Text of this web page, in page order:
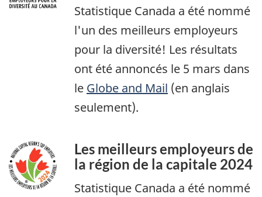
Statistique Canada a été nommé
l'un des meilleurs employeurs
pour la diversité! Les résultats
ont été annoncés le 5 mars dans
le Globe and Mail (en anglais
seulement).
Les meilleurs employeurs de
la région de la capitale 2024
Statistique Canada a été nommé